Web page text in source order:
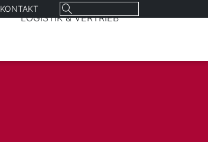
LOGISTIK & VERTRIEB
KONTAKT
Suchen
nach: